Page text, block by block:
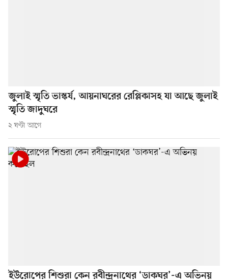
জুলাই স্মৃতি ভাস্কর্য, আয়নাঘরের রেপ্লিকাসহ যা আছে জুলাই
স্মৃতি জাদুঘরে
২ ঘণ্টা আগে
ইউরোপের শিশুরা কেন রবীন্দ্রনাথের ‘ডাকঘর’-এ অভিনয়